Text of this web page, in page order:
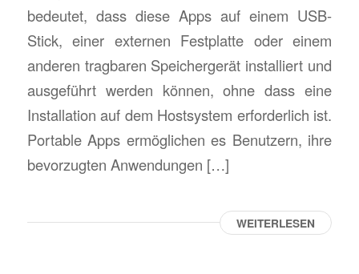
bedeutet, dass diese Apps auf einem USB-
Stick, einer externen Festplatte oder einem
anderen tragbaren Speichergerät installiert und
ausgeführt werden können, ohne dass eine
Installation auf dem Hostsystem erforderlich ist.
Portable Apps ermöglichen es Benutzern, ihre
bevorzugten Anwendungen […]
WEITERLESEN